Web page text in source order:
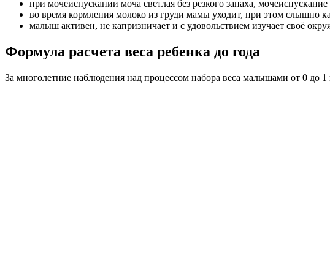
при мочеиспускании моча светлая без резкого запаха,
во время кормления молоко из груди мамы уходит, при этом слышно
малыш активен, не капризничает и с удовольствием изучает своё
Формула расчета веса ребенка до года
За многолетние наблюдения над процессом набора веса малышами от 0 до